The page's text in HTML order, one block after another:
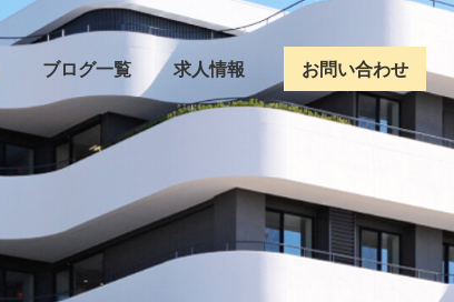
ブログ一覧 求人情報 お問い合わせ